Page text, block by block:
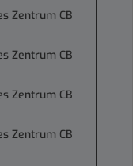
Zentrum CB
Zentrum CB
Zentrum CB
Zentrum CB